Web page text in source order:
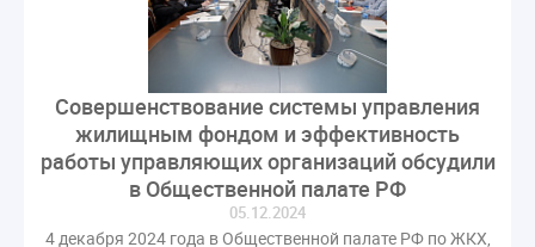
запрет на уступку
запрос
инициатива
информационная система ЖКХ
контроль
мораторий
обсуждение
оплата услуг
отчетность УК
персональные данные
реформирование ЖКХ
2035 ВЦИОМ
Владимир Путин
ГУО
Геллер
Совершенствование системы управления
жилищным фондом и эффективность
работы управляющих организаций обсудили
в Общественной палате РФ
05.12.2024
4 декабря 2024 года в Общественной палате РФ по ЖКХ,